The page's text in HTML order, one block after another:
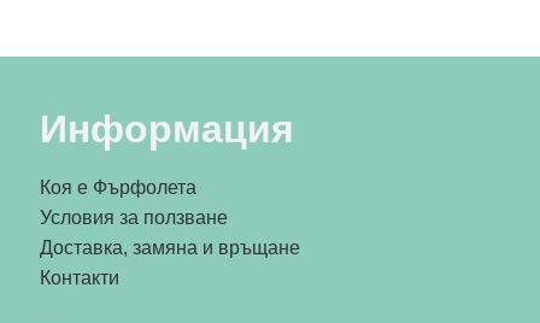
Информация
Коя е Фърфолета
Условия за ползване
Доставка, замяна и връщане
Контакти